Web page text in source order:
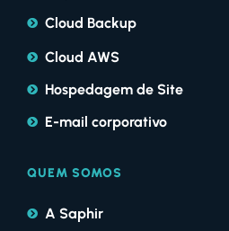
Cloud Backup
Cloud AWS
Hospedagem de Site
E-mail corporativo
QUEM SOMOS
A Saphir